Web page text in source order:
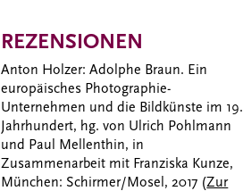
REZENSIONEN
Anton Holzer: Adolphe Braun. Ein
europäisches Photographie-
Unternehmen und die Bildkünste im 19.
Jahrhundert, hg. von Ulrich Pohlmann
und Paul Mellenthin, in
Zusammenarbeit mit Franziska Kunze,
München: Schirmer/Mosel, 2017 (Zur